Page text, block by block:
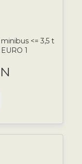
<= 3,5 t
1